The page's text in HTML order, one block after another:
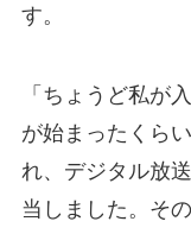
す。
「ちょうど私が
が始まったくら
れ、デジタル放
当しました。そ